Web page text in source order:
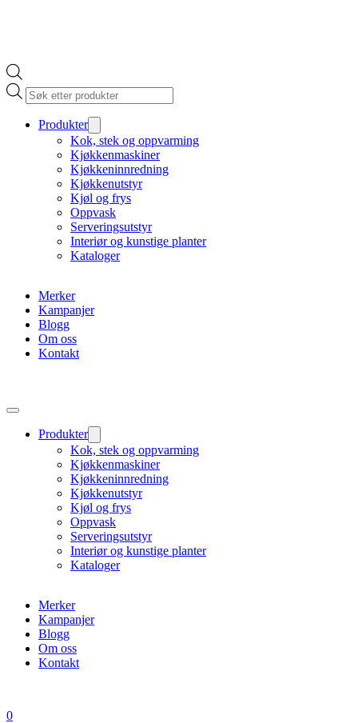
Products
search
Produkter
Kok, stek og oppvarming
Kjøkkenmaskiner
Kjøkkeninnredning
Kjøkkenutstyr
Kjøl og frys
Oppvask
Serveringsutstyr
Interiør og kunstige planter
Kataloger
Merker
Kampanjer
Blogg
Om oss
Kontakt
Produkter
Kok, stek og oppvarming
Kjøkkenmaskiner
Kjøkkeninnredning
Kjøkkenutstyr
Kjøl og frys
Oppvask
Serveringsutstyr
Interiør og kunstige planter
Kataloger
Merker
Kampanjer
Blogg
Om oss
Kontakt
0